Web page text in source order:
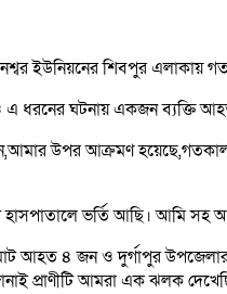
ইউনিয়নের শিবপুর
ধরনের ঘটনায় একজন ব্যক্তি
উপর আক্রমণ
ভর্তি আছি। আমি সহ
আহত ৪ জন ও দুর্গাপুর
প্রাণীটি আমরা এক ঝলক